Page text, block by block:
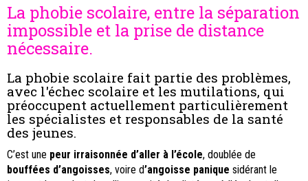
La phobie scolaire, entre la séparation
impossible et la prise de distance
nécessaire.
La phobie scolaire fait partie des problèmes,
avec l'échec scolaire et les mutilations, qui
préoccupent actuellement particulièrement
les spécialistes et responsables de la santé
des jeunes.
C’est une peur irraisonnée d’aller à l’école, doublée de
bouffées d’angoisses, voire d’angoisse panique sidérant le